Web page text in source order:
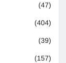
(47)
(404)
(39)
(157)